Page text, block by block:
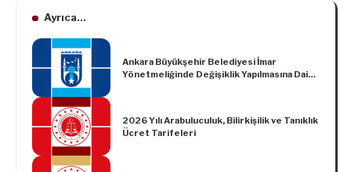
Ayrıca...
Ankara Büyükşehir Belediyesi İmar
Yönetmeliğinde Değişiklik Yapılmasına Dair
2026 Yılı Arabuluculuk, Bilirkişilik ve Tanıklık
Ücret Tarifeleri